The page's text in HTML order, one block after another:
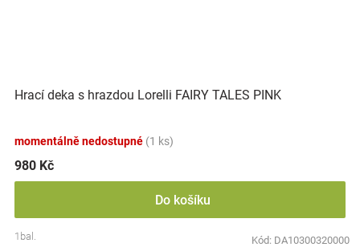
Hrací deka s hrazdou Lorelli FAIRY TALES PINK
momentálně nedostupné (1 ks)
980 Kč
Do košíku
1bal. Kód: DA10300320000